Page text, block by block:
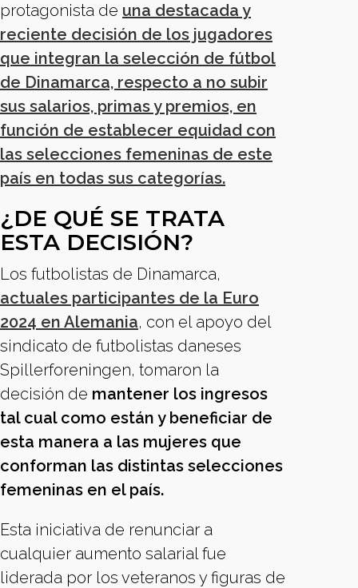
protagonista de una destacada y
reciente decisión de los jugadores
que integran la selección de fútbol
de Dinamarca, respecto a no subir
sus salarios, primas y premios, en
función de establecer equidad con
las selecciones femeninas de este
país en todas sus categorías.
¿DE QUÉ SE TRATA
ESTA DECISIÓN?
Los futbolistas de Dinamarca,
actuales participantes de la Euro
2024 en Alemania, con el apoyo del
sindicato de futbolistas daneses
Spillerforeningen, tomaron la
decisión de mantener los ingresos
tal cual como están y beneficiar de
esta manera a las mujeres que
conforman las distintas selecciones
femeninas en el país.
Esta iniciativa de renunciar a
cualquier aumento salarial fue
liderada por los veteranos y figuras de